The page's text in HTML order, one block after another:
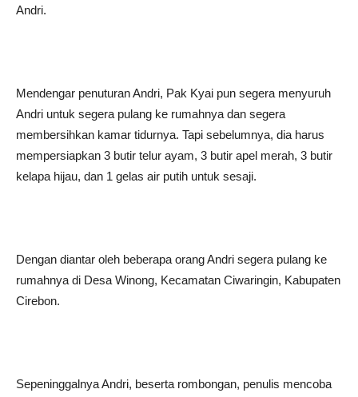
Andri.
Mendengar penuturan Andri, Pak Kyai pun segera menyuruh
Andri untuk segera pulang ke rumahnya dan segera
membersihkan kamar tidurnya. Tapi sebelumnya, dia harus
mempersiapkan 3 butir telur ayam, 3 butir apel merah, 3 butir
kelapa hijau, dan 1 gelas air putih untuk sesaji.
Dengan diantar oleh beberapa orang Andri segera pulang ke
rumahnya di Desa Winong, Kecamatan Ciwaringin, Kabupaten
Cirebon.
Sepeninggalnya Andri, beserta rombongan, penulis mencoba